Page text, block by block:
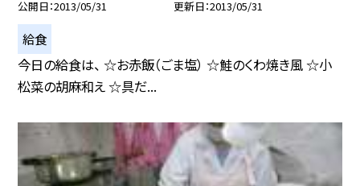
公開日 2013/05/31 更新日 2013/05/31
給食
今日の給食は、 ☆お赤飯（ごま塩） ☆鮭のくわ焼き風 ☆小
松菜の胡麻和え ☆具だ...